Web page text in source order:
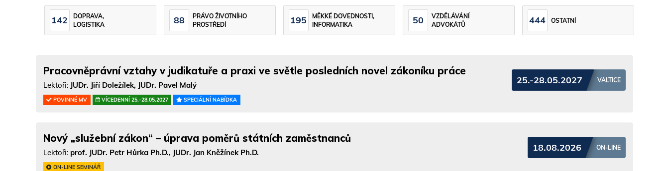
142
DOPRAVA,
LOGISTIKA
88
PRÁVO ŽIVOTNÍHO
PROSTŘEDÍ
195
MĚKKÉ DOVEDNOSTI,
INFORMATIKA
50
VZDĚLÁVÁNÍ
ADVOKÁTŮ
444 OSTATNÍ
Pracovněprávní vztahy v judikatuře a praxi ve světle posledních novel zákoníku práce
Lektoři: JUDr. Jiří Doležílek, JUDr. Pavel Malý
POVINNÉ MV VÍCEDENNÍ 25.-28.05.2027 SPECIÁLNÍ NABÍDKA
25.-28.05.2027 VALTICE
Nový „služební zákon“ – úprava poměrů státních zaměstnanců
Lektoři: prof. JUDr. Petr Hůrka Ph.D., JUDr. Jan Kněžínek Ph.D.
ON-LINE SEMINÁŘ
18.08.2026 ON-LINE